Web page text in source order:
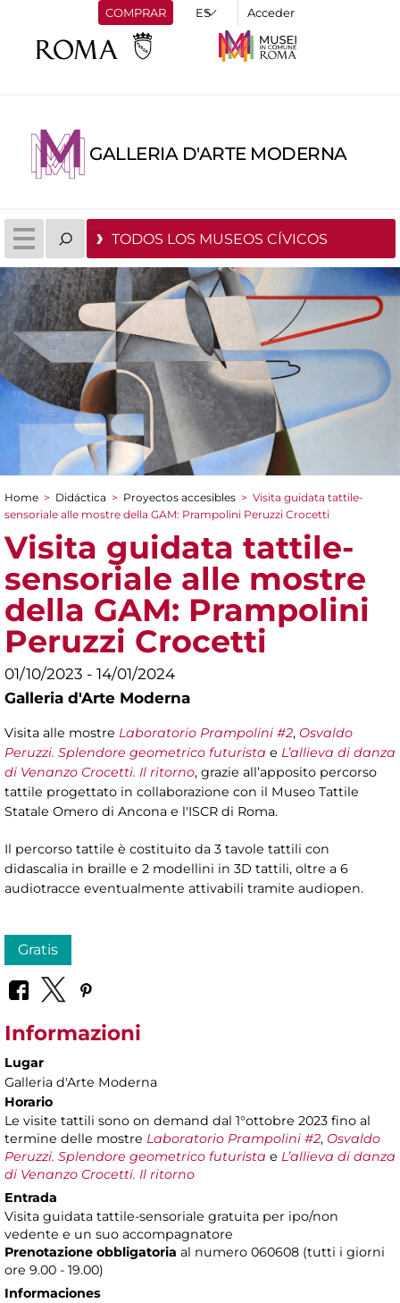
COMPRAR Acceder
GALLERIA D'ARTE MODERNA
TODOS LOS MUSEOS CÍVICOS
You are here
Home > Didáctica > Proyectos accesibles > Visita guidata tattile-
sensoriale alle mostre della GAM: Prampolini Peruzzi Crocetti
Visita guidata tattile-
sensoriale alle mostre
della GAM: Prampolini
Peruzzi Crocetti
01/10/2023 - 14/01/2024
Galleria d'Arte Moderna
Visita alle mostre Laboratorio Prampolini #2, Osvaldo
Peruzzi. Splendore geometrico futurista e L’allieva di danza
di Venanzo Crocetti. Il ritorno, grazie all’apposito percorso
tattile progettato in collaborazione con il Museo Tattile
Statale Omero di Ancona e l'ISCR di Roma.
Il percorso tattile è costituito da 3 tavole tattili con
didascalia in braille e 2 modellini in 3D tattili, oltre a 6
audiotracce eventualmente attivabili tramite audiopen.
Gratis
Informazioni
Lugar
Galleria d'Arte Moderna
Horario
Le visite tattili sono on demand dal 1°ottobre 2023 fino al
termine delle mostre Laboratorio Prampolini #2, Osvaldo
Peruzzi. Splendore geometrico futurista e L’allieva di danza
di Venanzo Crocetti. Il ritorno
Entrada
Visita guidata tattile-sensoriale gratuita per ipo/non
vedente e un suo accompagnatore
Prenotazione obbligatoria al numero 060608 (tutti i giorni
ore 9.00 - 19.00)
Informaciones